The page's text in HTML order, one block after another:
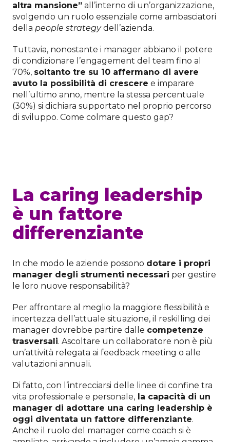
altra mansione” all’interno di un’organizzazione,
svolgendo un ruolo essenziale come ambasciatori
della people strategydell’azienda.
Tuttavia, nonostante i manager abbiano il potere
di condizionare l’engagement del team fino al
70%, soltanto tre su 10 affermano di avere
avuto la possibilità di crescere e imparare
nell’ultimo anno, mentre la stessa percentuale
(30%) si dichiara supportato nel proprio percorso
di sviluppo. Come colmare questo gap?
La caring leadership
è un fattore
differenziante
In che modo le aziende possono dotare i propri
manager degli strumenti necessari per gestire
le loro nuove responsabilità?
Per affrontare al meglio la maggiore flessibilità e
incertezza dell’attuale situazione, il reskilling dei
manager dovrebbe partire dalle competenze
trasversali. Ascoltare un collaboratore non è più
un’attività relegata ai feedback meeting o alle
valutazioni annuali.
Di fatto, con l’intrecciarsi delle linee di confine tra
vita professionale e personale, la capacità di un
manager di adottare una caring leadership è
oggi diventata un fattore differenziante.
Anche il ruolo del manager come coach si è